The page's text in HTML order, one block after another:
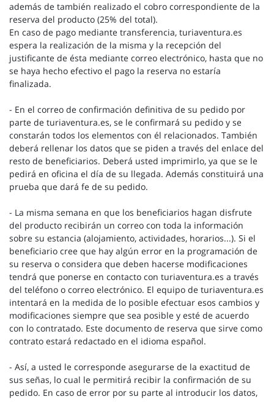
además de también realizado el cobro correspondiente de la
reserva del producto (25% del total).
En caso de pago mediante transferencia, turiaventura.es
espera la realización de la misma y la recepción del
justificante de ésta mediante correo electrónico, hasta que no
se haya hecho efectivo el pago la reserva no estaría
finalizada.
- En el correo de confirmación definitiva de su pedido por
parte de turiaventura.es, se le confirmará su pedido y se
constarán todos los elementos con él relacionados. También
deberá rellenar los datos que se piden a través del enlace del
resto de beneficiarios. Deberá usted imprimirlo, ya que se le
pedirá en oficina el día de su llegada. Además constituirá una
prueba que dará fe de su pedido.
- La misma semana en que los beneficiarios hagan disfrute
del producto recibirán un correo con toda la información
sobre su estancia (alojamiento, actividades, horarios...). Si el
beneficiario cree que hay algún error en la programación de
su reserva o considera que deben hacerse modificaciones
tendrá que ponerse en contacto con turiaventura.es a través
del teléfono o correo electrónico. El equipo de turiaventura.es
intentará en la medida de lo posible efectuar esos cambios y
modificaciones siempre que sea posible y esté de acuerdo
con lo contratado. Este documento de reserva que sirve como
contrato estará redactado en el idioma español.
- Así, a usted le corresponde asegurarse de la exactitud de
sus señas, lo cual le permitirá recibir la confirmación de su
pedido. En caso de error por su parte al introducir los datos,